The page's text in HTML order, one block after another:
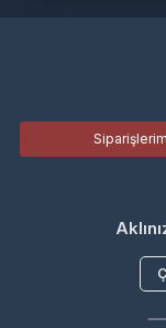
Siparişlerim